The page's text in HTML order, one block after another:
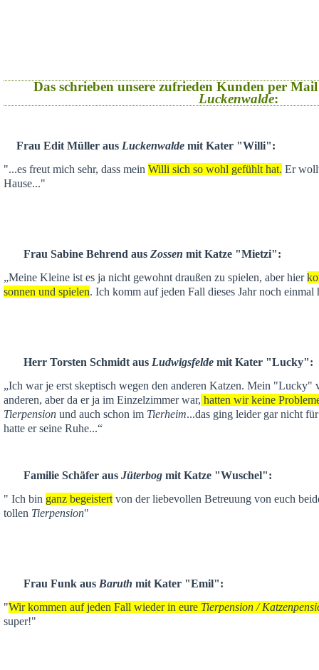
Das schrieben unsere zufrieden Kunden per
Luckenwalde:
Frau Edit Müller aus Luckenwalde mit Kater "Willi":
"...es freut mich sehr, dass mein Willi sich so wohl gefühlt hat. Er
Hause..."
Frau Sabine Behrend aus Zossen mit Katze "Mietzi":
„Meine Kleine ist es ja nicht gewohnt draußen zu spielen, aber hier
sonnen und spielen. Ich komm auf jeden Fall dieses Jahr noch einmal
Herr Torsten Schmidt aus Ludwigsfelde mit Kater "Lucky":
„Ich war je erst skeptisch wegen den anderen Katzen. Mein "Lucky"
anderen, aber da er ja im Einzelzimmer war, hatten wir keine
Tierpension und auch schon im Tierheim...das ging leider gar nicht
hatte er seine Ruhe...“
Familie Schäfer aus Jüterbog mit Katze "Wuschel":
" Ich bin ganz begeistert von der liebevollen Betreuung von euch
tollen Tierpension"
Frau Funk aus Baruth mit Kater "Emil":
"Wir kommen auf jeden Fall wieder in eure Tierpension /
super!"